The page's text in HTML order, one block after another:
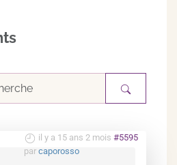
il y a 15 ans 2 mois #5595
par caporosso